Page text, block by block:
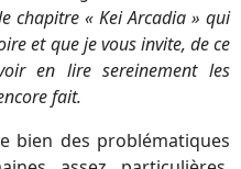
chapitre « Kei Arcadia » qui
et que je vous invite, de ce
en lire sereinement les
fait.
bien des problématiques